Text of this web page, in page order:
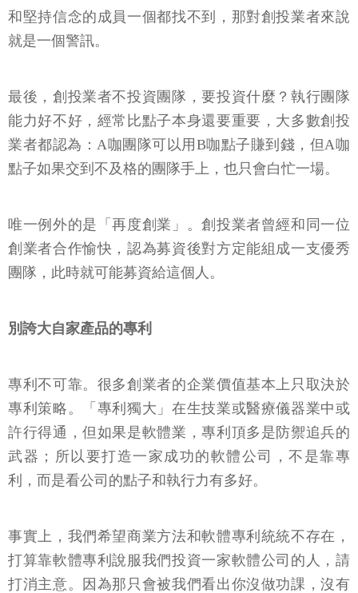
和堅持信念的成員一個都找不到，那對創投業者來說
就是一個警訊。
最後，創投業者不投資團隊，要投資什麼？執行團隊
能力好不好，經常比點子本身還要重要，大多數創投
業者都認為：A咖團隊可以用B咖點子賺到錢，但A咖
點子如果交到不及格的團隊手上，也只會白忙一場。
唯一例外的是「再度創業」。創投業者曾經和同一位
創業者合作愉快，認為募資後對方定能組成一支優秀
團隊，此時就可能募資給這個人。
別誇大自家產品的專利
專利不可靠。很多創業者的企業價值基本上只取決於
專利策略。「專利獨大」在生技業或醫療儀器業中或
許行得通，但如果是軟體業，專利頂多是防禦追兵的
武器；所以要打造一家成功的軟體公司，不是靠專
利，而是看公司的點子和執行力有多好。
事實上，我們希望商業方法和軟體專利統統不存在，
打算靠軟體專利說服我們投資一家軟體公司的人，請
打消主意。因為那只會被我們看出你沒做功課，沒有